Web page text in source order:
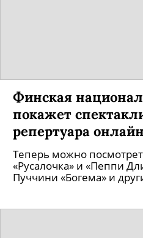
Финская
покажет
репертуара онлайн
Теперь можно
«Русалочка» и «Пеппи
Пуччини «Богема» и